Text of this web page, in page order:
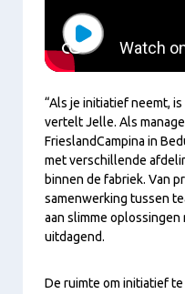
“Als je initiatief neemt,
vertelt Jelle. Als
FrieslandCampina in
met verschillende
binnen de fabriek. Van
samenwerking tussen
aan slimme oplossingen
uitdagend.
De ruimte om initiatief